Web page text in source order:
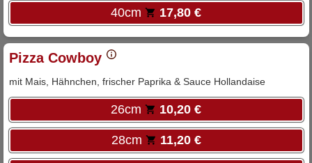
40cm 17,80 €
Pizza Cowboy
mit Mais, Hähnchen, frischer Paprika & Sauce Hollandaise
26cm 10,20 €
28cm 11,20 €